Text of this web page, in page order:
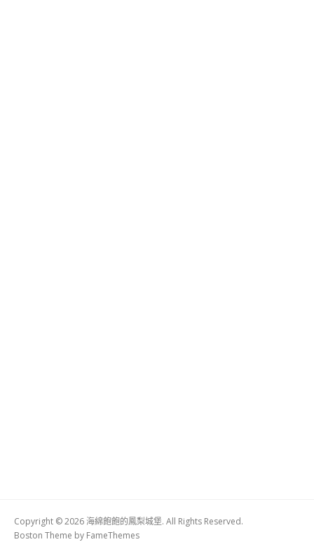
Copyright © 2026 海綿飽飽的鳳梨城堡. All Rights Reserved.
Boston Theme by FameThemes